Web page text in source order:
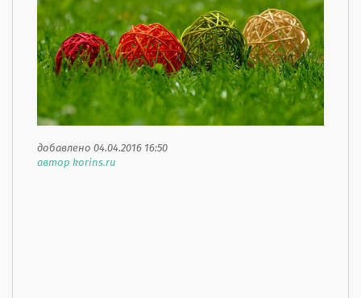
добавлено 04.04.2016 16:50
автор korins.ru